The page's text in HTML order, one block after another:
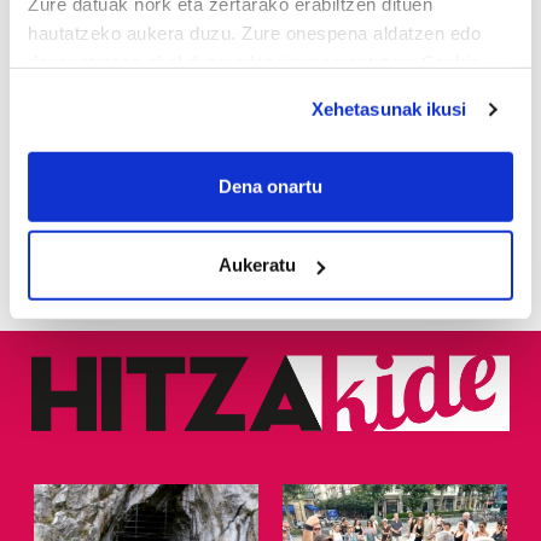
hautatzeko aukera duzu. Zure onespena aldatzen edo
If you allow, we would also like to:
Collect information about your geographical
Identify your device by actively scanning it for
specific characteristics (fingerprinting)
Find out more about how your personal data is processed
and set your preferences in thedetails section.
Guk eta gure bazkideek zure datu pertsonalak
pertsonalizatuak eskaintzeko, iragarkiak eta edukia
neurtzeko, jendeari buruzko informazioa biltzeko eta
Xehetasunak ikusi
Dena onartu
Aukeratu
1
KASek salatu du
2 Dunkel und licht
3
Donostiarrek eklipsea